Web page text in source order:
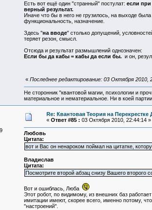
Есть вот ещё один "странный" постулат: если
верный результат.
Иначе что бы в него не грузилось, на выходе
функциональность, назначение.
Здесь "на вводе" столько допущений,
теряет резон, смысл.
Отсюда и результат размышлений однозначен:
Если бы да кабы = кабы да если бы.и он,
« Последнее редактирование: 03 Октября 2010,
Не сторонник "квантовой магии, психологии и
материальное и нематериальное. Ни в коей
Re: Квантовая Теория на Перекрестке
« Ответ #85 : 03 Октября 2010, 22:44:14 »
Любовь
Цитата:
вот и Вас он ненароком поймал на цитатке,
Владислав
Цитата:
Посмотрите второй абзац снизу Вашего второго
Вот и ошиблась, Люба
Этот робот, по видимому, из внешних баз
имитации имеют, скорее всего, именно потому,
"настроений".